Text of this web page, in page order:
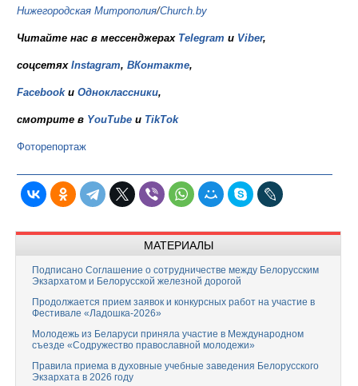
Нижегородская Митрополия/Church.by
Читайте нас в мессенджерах Telegram и Viber,
соцсетях Instagram, ВКонтакте,
Facebookи Одноклассники,
смотрите в YouTube и TikTok
Фоторепортаж
МАТЕРИАЛЫ
Подписано Соглашение о сотрудничестве между Белорусским
Экзархатом и Белорусской железной дорогой
Продолжается прием заявок и конкурсных работ на участие в
Фестивале «Ладошка-2026»
Молодежь из Беларуси приняла участие в Международном
съезде «Содружество православной молодежи»
Правила приема в духовные учебные заведения Белорусского
Экзархата в 2026 году